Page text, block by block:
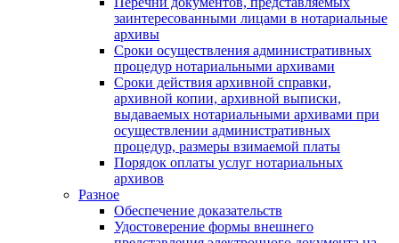
заинтересованными лицами в нотариальные
архивы
Сроки осуществления административных
процедур нотариальными архивами
Сроки действия архивной справки,
архивной копии, архивной выписки,
выдаваемых нотариальными архивами при
осуществлении административных
процедур, размеры взимаемой платы
Порядок оплаты услуг нотариальных
архивов
Разное
Обеспечение доказательств
Удостоверение формы внешнего